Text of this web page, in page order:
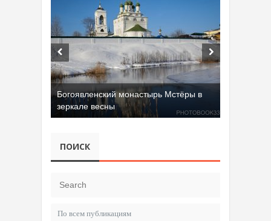
Богоявленский монастырь Мстёры в
зеркале весны
ПОИСК